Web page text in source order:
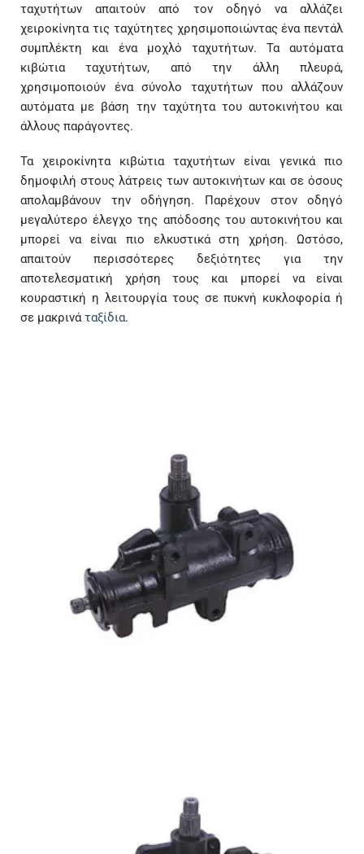
ταχυτήτων απαιτούν από τον οδηγό να αλλάζει
χειροκίνητα τις ταχύτητες χρησιμοποιώντας ένα πεντάλ
συμπλέκτη και ένα μοχλό ταχυτήτων. Τα αυτόματα
κιβώτια ταχυτήτων, από την άλλη πλευρά,
χρησιμοποιούν ένα σύνολο ταχυτήτων που αλλάζουν
αυτόματα με βάση την ταχύτητα του αυτοκινήτου και
άλλους παράγοντες.
Τα χειροκίνητα κιβώτια ταχυτήτων είναι γενικά πιο
δημοφιλή στους λάτρεις των αυτοκινήτων και σε όσους
απολαμβάνουν την οδήγηση. Παρέχουν στον οδηγό
μεγαλύτερο έλεγχο της απόδοσης του αυτοκινήτου και
μπορεί να είναι πιο ελκυστικά στη χρήση. Ωστόσο,
απαιτούν περισσότερες δεξιότητες για την
αποτελεσματική χρήση τους και μπορεί να είναι
κουραστική η λειτουργία τους σε πυκνή κυκλοφορία ή
σε μακρινάταξίδια.